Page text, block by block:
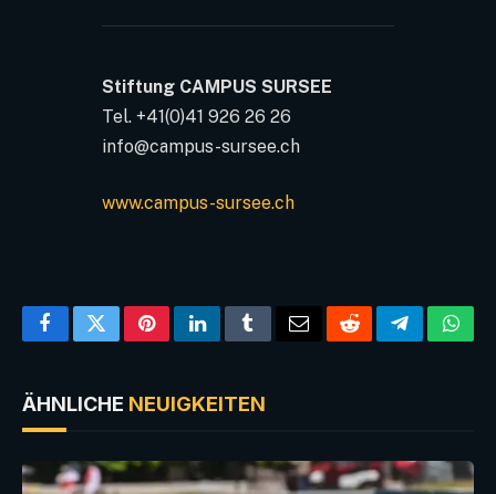
Stiftung CAMPUS SURSEE
Tel. +41(0)41 926 26 26
info@campus-sursee.ch
www.campus-sursee.ch
FacebookTwitterPinterestLinkedInTumblrEmailRedditTelegram
ÄHNLICHE NEUIGKEITEN